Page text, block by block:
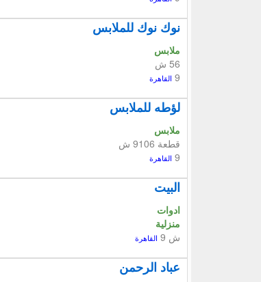
نوك نوك للملابس
ملابس
56 ش
9
القاهرة
لؤطه للملابس
ملابس
قطعة 9106 ش
9
القاهرة
البيت
ادوات
منزلية
ش 9
القاهرة
عباد الرحمن